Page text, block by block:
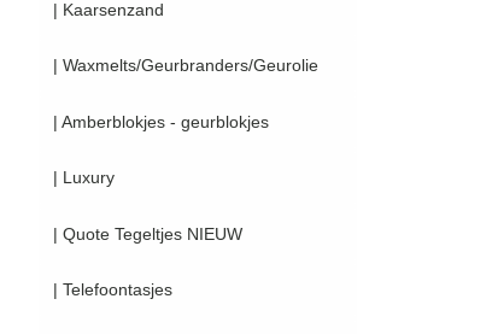
| Kaarsenzand
| Waxmelts/Geurbranders/Geurolie
| Amberblokjes - geurblokjes
| Luxury
| Quote Tegeltjes NIEUW
| Telefoontasjes